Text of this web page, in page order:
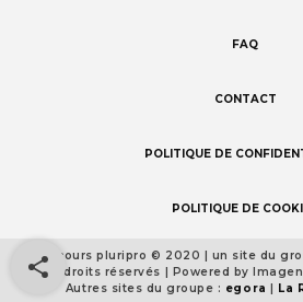
FAQ
CONTACT
POLITIQUE DE
POLITIQUE DE
Footer
detail
Concours pluripro © 2020 | un site du
Tous droits réservés | Powered by
Autres sites du groupe : egora La